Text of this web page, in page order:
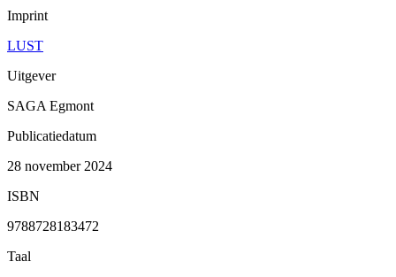
Imprint
LUST
Uitgever
SAGA Egmont
Publicatiedatum
28 november 2024
ISBN
9788728183472
Taal